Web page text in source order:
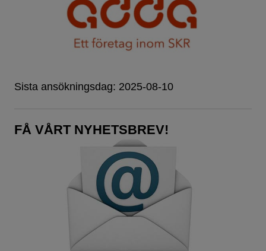
Sista ansökningsdag: 2025-08-10
FÅ VÅRT NYHETSBREV!